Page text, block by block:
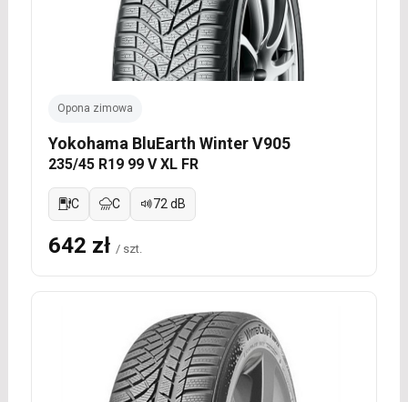
Opona zimowa
Yokohama BluEarth Winter V905
235/45 R19 99 V XL FR
C C 72 dB
642 zł / szt.